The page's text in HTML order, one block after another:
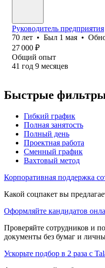
Руководитель предприятия
70 лет • Был 1 мая •
27 000 ₽
Общий опыт
41 год 9 месяцев
Быстрые фильтры
Гибкий график
Полная занятость
Полный день
Проектная работа
Сменный график
Вахтовый метод
Корпоративная поддержка
Какой соцпакет вы
Оформляйте кандидатов
Проверяйте сотрудников и
документы без бумаг и
Ускорьте подбор в 2 раза с